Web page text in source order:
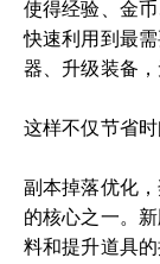
使得经验、金
快速利用到最
器、升级装备
这样不仅节省
副本掉落优化
的核心之一。
料和提升道具